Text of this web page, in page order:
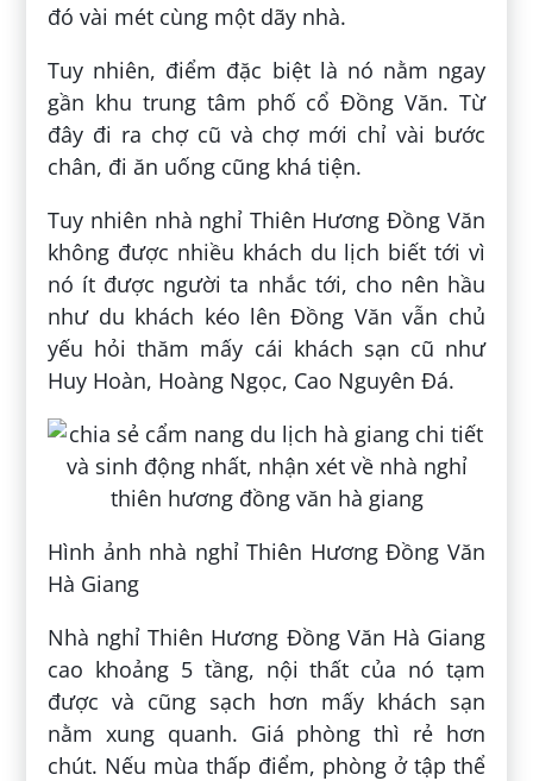
đó vài mét cùng một dãy nhà.
Tuy nhiên, điểm đặc biệt là nó nằm ngay
gần khu trung tâm phố cổ Đồng Văn. Từ
đây đi ra chợ cũ và chợ mới chỉ vài bước
chân, đi ăn uống cũng khá tiện.
Tuy nhiên nhà nghỉ Thiên Hương Đồng Văn
không được nhiều khách du lịch biết tới vì
nó ít được người ta nhắc tới, cho nên hầu
như du khách kéo lên Đồng Văn vẫn chủ
yếu hỏi thăm mấy cái khách sạn cũ như
Huy Hoàn, Hoàng Ngọc, Cao Nguyên Đá.
Hình ảnh nhà nghỉ Thiên Hương Đồng Văn
Hà Giang
Nhà nghỉ Thiên Hương Đồng Văn Hà Giang
cao khoảng 5 tầng, nội thất của nó tạm
được và cũng sạch hơn mấy khách sạn
nằm xung quanh. Giá phòng thì rẻ hơn
chút. Nếu mùa thấp điểm, phòng ở tập thể